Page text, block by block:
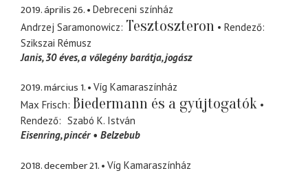
2019. április 26.
Debreceni színház
Andrzej Saramonowicz Tesztoszteron
Rendező
Szikszai Rémusz
Janis 30 éves, a vőlegény barátja, jogász
2019. március 1.
Víg Kamaraszínház
Max Frisch Biedermann és a gyújtogatók
Rendező
Szabó K. István
Eisenring pincér Belzebub
2018. december 21.
Víg Kamaraszínház